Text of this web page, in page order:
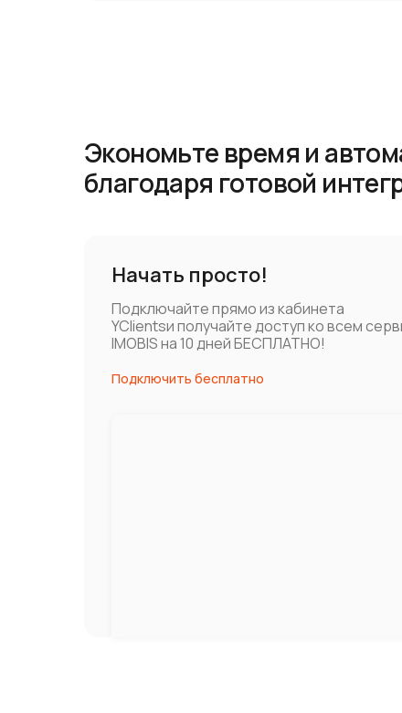
Экономьте время и
благодаря готовой
Подключайте прямо из кабинета
YClientsи получайте доступ ко всем
IMOBIS на 10 дней БЕСПЛАТНО!
Начать просто!
Подключить бесплатно